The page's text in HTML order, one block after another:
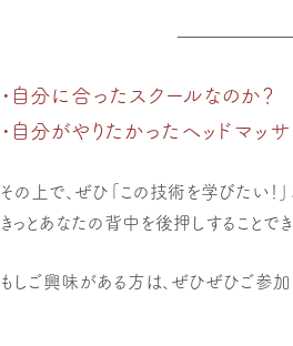
・自分に合ったスクールなのか？
・自分がやりたかったヘッドマッ
その上で、ぜひ「この技術を学びたい！
きっとあなたの背中を後押しすることでき
もしご興味がある方は、ぜひぜひご参加